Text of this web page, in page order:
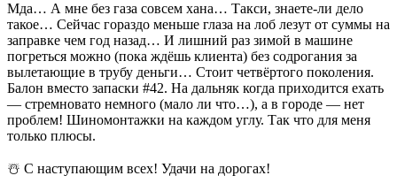
Мда… А мне без газа совсем хана… Такси, знаете-ли дело
такое… Сейчас гораздо меньше глаза на лоб лезут от суммы на
заправке чем год назад… И лишний раз зимой в машине
погреться можно (пока ждёшь клиента) без содрогания за
вылетающие в трубу деньги… Стоит четвёртого поколения.
Балон вместо запаски #42. На дальняк когда приходится ехать
— стремновато немного (мало ли что…), а в городе — нет
проблем! Шиномонтажки на каждом углу. Так что для меня
только плюсы.
☃️ С наступающим всех! Удачи на дорогах!